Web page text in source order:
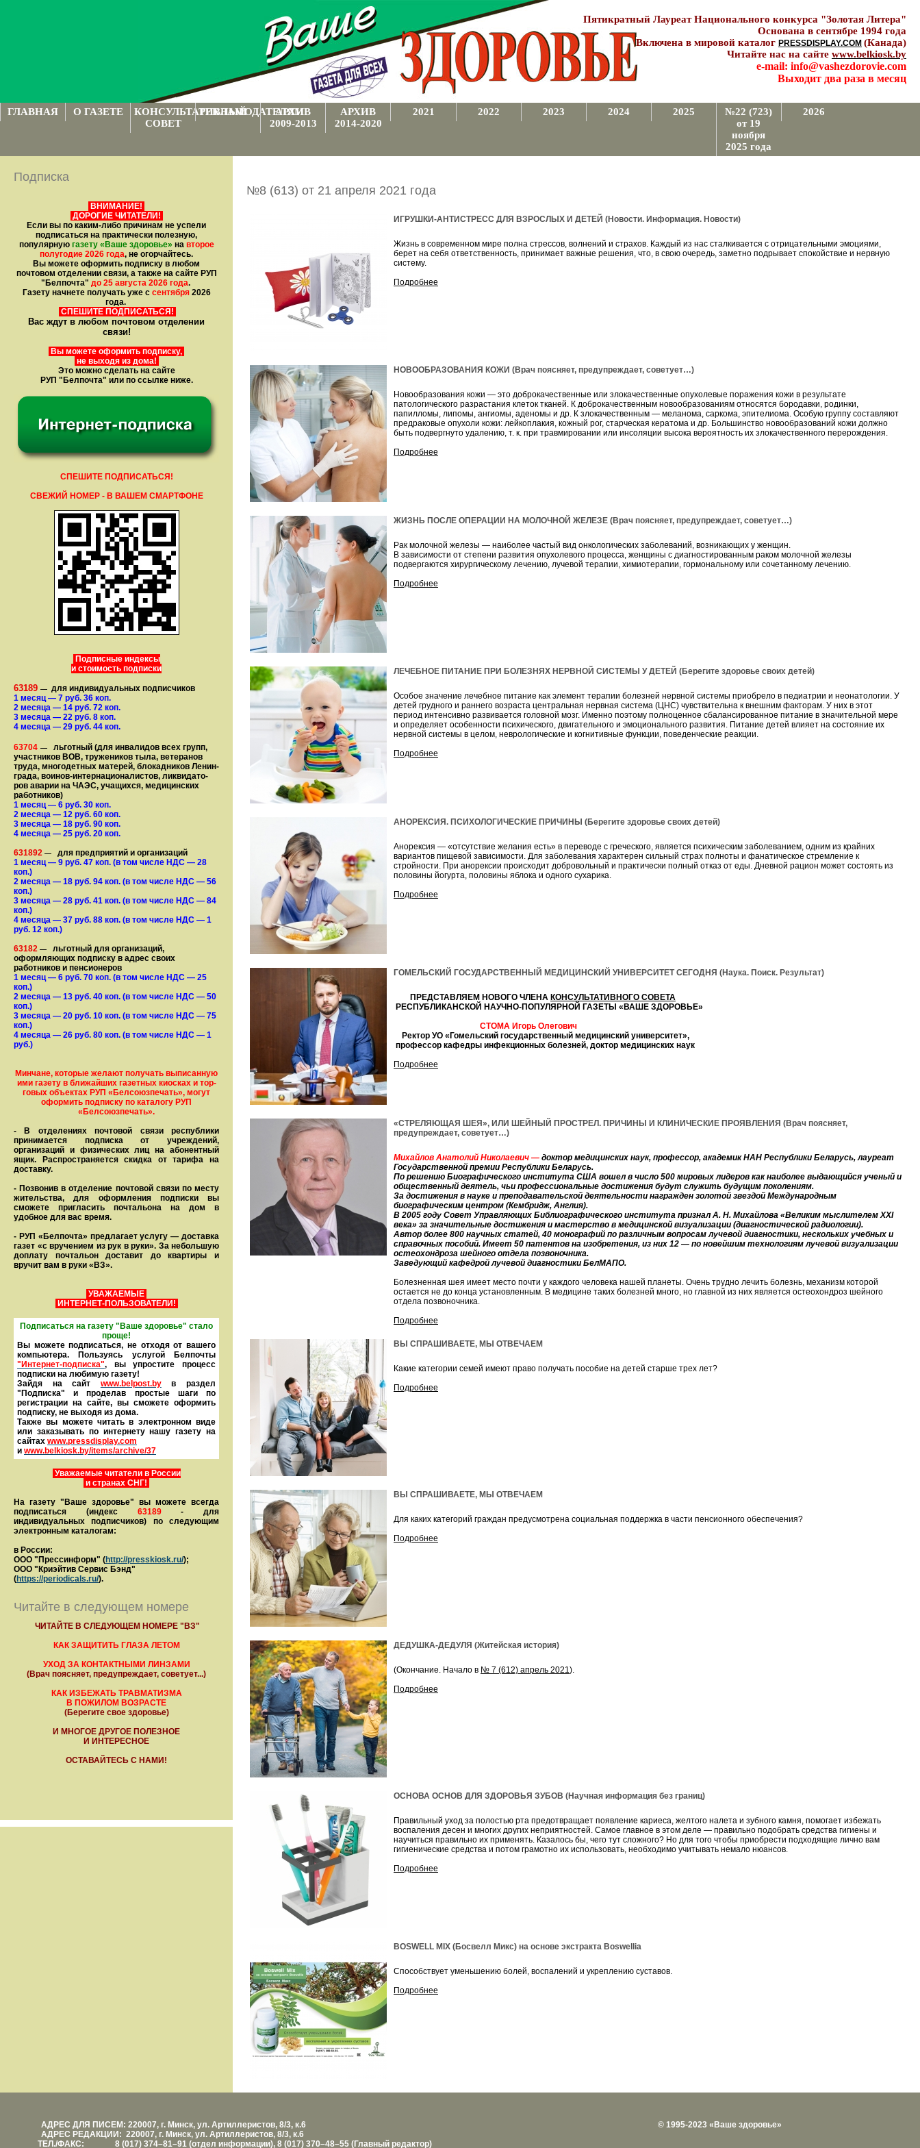
Пятикратный Лауреат Национального конкурса "Золотая Литера"
Основана в сентябре 1994 года
Включена в мировой каталог PRESSDISPLAY.COM (Канада)
Читайте нас на сайте www.belkiosk.by
e-mail: info@vashezdorovie.com
Выходит два раза в месяц
ГЛАВНАЯ О ГАЗЕТЕ
КОНСУЛЬТАТИВНЫЙ
СОВЕТ
РЕКЛАМОДАТЕЛЯМ
АРХИВ
2009-2013
АРХИВ
2014-2020
2021 2022 2023 2024 2025
№22 (723)
от 19
ноября
2025 года
2026
Подписка
ВНИМАНИЕ!
ДОРОГИЕ ЧИТАТЕЛИ!
Если вы по каким-либо причинам не успели
подписаться на практически полезную,
популярную газету «Ваше здоровье» на второе
полугодие 2026 года, не огорчайтесь.
Вы можете оформить подписку в любом
почтовом отделении связи, а также на сайте РУП
"Белпочта" до 25 августа 2026 года.
Газету начнете получать уже с сентября2026
года.
СПЕШИТЕ ПОДПИСАТЬСЯ!
Вас ждут в любом почтовом отделении
связи!
Вы можете оформить подписку,
не выходя из дома!
Это можно сделать на сайте
РУП "Белпочта" или по ссылке ниже.
СПЕШИТЕ ПОДПИСАТЬСЯ!
СВЕЖИЙ НОМЕР - В ВАШЕМ СМАРТФОНЕ
Подписные индексы
и стоимость подписки
63189 — для индивидуальных подписчиков
1 месяц— 7 руб. 36 коп.
2 месяца — 14 руб. 72 коп.
3 месяца — 22 руб. 8 коп.
4 месяца — 29 руб. 44 коп.
63704 —
льготный (для ин­ва­лидов всех групп,
участ­ников ВОВ, труже­ни­ков тыла, ветеранов
труда, мно­го­­детных матерей, бло­­кад­ни­ков Ле­нин­
града, воинов-интернаци­о­на­­ли­стов, лик­ви­да­то­
ров аварии на ЧАЭС, уча­щихся, медицинских
работников)
1 месяц— 6 руб. 30 коп.
2 месяца — 12 руб. 60 коп.
3 месяца — 18 руб. 90 коп.
4 месяца — 25 руб. 20 коп.
631892 —
для предприятий и организаций
1 месяц— 9 руб. 47 коп. (в том числе НДС — 28
коп.)
2 месяца — 18 руб. 94 коп. (в том числе НДС — 56
коп.)
3 месяца — 28 руб. 41 коп. (в том числе НДС — 84
коп.)
4 месяца — 37 руб. 88 коп. (в том числе НДС — 1
руб. 12 коп.)
63182 —
льготный для организаций,
оформляющих подписку в адрес своих
работников и пенсионеров
1 месяц— 6 руб. 70 коп. (в том числе НДС — 25
коп.)
2 месяца — 13 руб. 40 коп. (в том числе НДС — 50
коп.)
3 месяца — 20 руб. 10 коп. (в том числе НДС — 75
коп.)
4 месяца — 26 руб. 80 коп. (в том числе НДС — 1
руб.)
Минчане, которые желают получать вы­писанную
ими газету в бли­жай­ших газет­ных киосках и тор­
го­вых объе­ктах РУП «Белсоюзпечать», могут
оформить под­пис­ку по ка­та­ло­гу РУП
«Белсоюзпечать».
- В отделениях почтовой связи рес­пуб­лики
принимается подписка от учреждений,
организаций и фи­зи­ческих лиц на абонентный
ящик. Распространяется скидка от тарифа на
доставку.
- Позвонив в отделение почтовой связи по месту
жительства, для оформления подписки вы
сможете пригласить почтальона на дом в
удобное для вас время.
- РУП «Белпочта» предлагает услугу — доставка
газет «с вручением из рук в руки». За небольшую
доплату почтальон доставит до квартиры и
вручит вам в руки «ВЗ».
УВАЖАЕМЫЕ
ИНТЕРНЕТ-ПОЛЬЗОВАТЕЛИ!
Подписаться на газету "Ваше здоровье" стало
проще!
Вы можете подписаться, не отходя от вашего
компьютера. Пользуясь услугой Белпочты
"Интернет-подписка", вы упростите процесс
подписки на любимую газету!
Зайдя на сайт www.belpost.by
в раздел
"Подписка" и проделав простые шаги по
регистрации на сайте, вы сможете оформить
под­писку, не выходя из дома.
Также вы можете читать в элек­тронном виде
или заказывать по интернету нашу газету на
сайтах www.pressdisplay.com
и www.belkiosk.by/items/archive/37
Уважаемые читатели в России
и странах СНГ!
На газету "Ваше здоровье" вы можете всегда
подписаться (индекс 63189- для
индивидуальных подписчиков) по следующим
электронным каталогам:
в России:
ООО "Прессинформ" (http://presskiosk.ru/);
ООО "Криэйтив Сервис Бэнд"
(https://periodicals.ru/).
Читайте в следующем номере
ЧИТАЙТЕ В СЛЕДУЮЩЕМ НОМЕРЕ "ВЗ"
КАК ЗАЩИТИТЬ ГЛАЗА ЛЕТОМ
УХОД ЗА КОНТАКТНЫМИ ЛИНЗАМИ
(Врач поясняет, предупреждает, советует...)
КАК ИЗБЕЖАТЬ ТРАВМАТИЗМА
В ПОЖИЛОМ ВОЗРАСТЕ
(Берегите свое здоровье)
И МНОГОЕ ДРУГОЕ ПОЛЕЗНОЕ
И ИНТЕРЕСНОЕ
ОСТАВАЙТЕСЬ С НАМИ!
№8 (613) от 21 апреля 2021 года
ИГРУШКИ-АНТИСТРЕСС ДЛЯ ВЗРОСЛЫХ И ДЕТЕЙ (Новости. Информация. Новости)
Жизнь в современном мире полна стрессов, волнений и страхов. Каждый из нас сталкивается с отрицательными эмоциями,
берет на себя ответственность, принимает важные решения, что, в свою очередь, заметно подрывает спокойствие и нервную
систему.
Подробнее
НОВООБРАЗОВАНИЯ КОЖИ (Врач поясняет, предупреждает, советует…)
Новообразования кожи — это доброкачественные или злокачественные опухолевые поражения кожи в результате
патологического разрастания клеток тканей. К доброкачественным новообразованиям относятся бородавки, родинки,
папилломы, липомы, ангиомы, аденомы и др. К злокачественным — меланома, саркома, эпителиома. Особую группу составляют
предраковые опухоли кожи: лейкоплакия, кожный рог, старческая кератома и др. Большинство новообразований кожи должно
быть подвергнуто удалению, т. к. при травмировании или инсоляции высока вероятность их злокачественного перерождения.
Подробнее
ЖИЗНЬ ПОСЛЕ ОПЕРАЦИИ НА МОЛОЧНОЙ ЖЕЛЕЗЕ (Врач поясняет, предупреждает, советует…)
Рак молочной железы — наиболее частый вид онкологических заболеваний, возникающих у женщин.
В зависимости от степени развития опухолевого процесса, женщины с диагностированным раком молочной железы
подвергаются хирургическому лечению, лучевой терапии, химиотерапии, гормональному или сочетанному лечению.
Подробнее
ЛЕЧЕБНОЕ ПИТАНИЕ ПРИ БОЛЕЗНЯХ НЕРВНОЙ СИСТЕМЫ У ДЕТЕЙ (Берегите здоровье своих детей)
Особое значение лечебное питание как элемент терапии болезней нервной системы приобрело в педиатрии и неонатологии. У
детей грудного и раннего возраста центральная нервная система (ЦНС) чувствительна к внешним факторам. У них в этот
период интенсивно развивается головной мозг. Именно поэтому полноценное сбалансированное питание в значительной мере
и определяет особенности психического, двигательного и эмоционального развития. Питание детей влияет на состояние их
нервной системы в целом, неврологические и когнитивные функции, поведенческие реакции.
Подробнее
АНОРЕКСИЯ. ПСИХОЛОГИЧЕСКИЕ ПРИЧИНЫ (Берегите здоровье своих детей)
Анорексия — «отсутствие желания есть» в переводе с греческого, является психическим заболеванием, одним из крайних
вариантов пищевой зависимости. Для заболевания характерен сильный страх полноты и фанатическое стремление к
стройности. При анорексии происходит добровольный и практически полный отказ от еды. Дневной рацион может состоять из
половины йогурта, половины яблока и одного сухарика.
Подробнее
ГОМЕЛЬСКИЙ ГОСУДАРСТВЕННЫЙ МЕДИЦИНСКИЙ УНИВЕРСИТЕТ СЕГОДНЯ (Наука. Поиск. Результат)
ПРЕДСТАВЛЯЕМ НОВОГО ЧЛЕНА КОНСУЛЬТАТИВНОГО СОВЕТА
РЕСПУБЛИКАНСКОЙ НАУЧНО-ПОПУЛЯРНОЙ ГАЗЕТЫ «ВАШЕ ЗДОРОВЬЕ»
СТОМА Игорь Олегович
Ректор УО «Гомельский государственный медицинский университет»,
профессор кафедры инфекционных болезней, доктор медицинских наук
Подробнее
«СТРЕЛЯЮЩАЯ ШЕЯ», ИЛИ ШЕЙНЫЙ ПРОСТРЕЛ. ПРИЧИНЫ И КЛИНИЧЕСКИЕ ПРОЯВЛЕНИЯ (Врач поясняет,
предупреждает, советует…)
Михайлов Анатолий Николаевич — доктор медицинских наук, профессор, академик НАН Республики Беларусь, лауреат
Государственной премии Республики Беларусь.
По решению Биографического института США вошел в число 500 мировых лидеров как наиболее выдающийся ученый и
общественный деятель, чьи профессиональные достижения будут служить будущим поколениям.
За достижения в науке и преподавательской деятельности награжден золотой звездой Международным
биографическим центром (Кембридж, Англия).
В 2005 году Совет Управляющих Библиографического института признал А. Н. Михайлова «Великим мыслителем XXI
века» за значительные достижения и мастерство в медицинской визуализации (диагностической радиологии).
Автор более 800 научных статей, 40 монографий по различным вопросам лучевой диагностики, нескольких учебных и
справочных пособий. Имеет 50 патентов на изобретения, из них 12 — по новейшим технологиям лучевой визуализации
остеохондроза шейного отдела позвоночника.
Заведующий кафедрой лучевой диагностики БелМАПО.
Болезненная шея имеет место почти у каждого человека нашей планеты. Очень трудно лечить болезнь, механизм которой
остается не до конца установленным. В медицине таких болезней много, но главной из них является остеохондроз шейного
отдела позвоночника.
Подробнее
ВЫ СПРАШИВАЕТЕ, МЫ ОТВЕЧАЕМ
Какие категории семей имеют право получать пособие на детей старше трех лет?
Подробнее
ВЫ СПРАШИВАЕТЕ, МЫ ОТВЕЧАЕМ
Для каких категорий граждан предусмотрена социальная поддержка в части пенсионного обеспечения?
Подробнее
ДЕДУШКА-ДЕДУЛЯ (Житейская история)
(Окончание. Начало в № 7 (612) апрель 2021).
Подробнее
ОСНОВА ОСНОВ ДЛЯ ЗДОРОВЬЯ ЗУБОВ (Научная информация без границ)
Правильный уход за полостью рта предотвращает появление кариеса, желтого налета и зубного камня, помогает избежать
воспаления десен и многих других неприятностей. Самое главное в этом деле — правильно подобрать средства гигиены и
научиться правильно их применять. Казалось бы, чего тут сложного? Но для того чтобы приобрести подходящие лично вам
гигиенические средства и потом грамотно их использовать, необходимо учитывать немало нюансов.
Подробнее
BOSWELL MIX (Босвелл Микс) на основе экстракта Boswellia
Способствует уменьшению болей, воспалений и укреплению суставов.
Подробнее
АДРЕС ДЛЯ ПИСЕМ: 220007, г. Минск, ул. Артиллеристов, 8/3, к.6
АДРЕС РЕДАКЦИИ: 220007, г. Минск, ул. Артиллеристов, 8/3, к.6
ТЕЛ./ФАКС: 8 (017) 374–81–91 (отдел информации), 8 (017) 370–48–55 (Главный редактор)
© 1995-2023 «Ваше здоровье»